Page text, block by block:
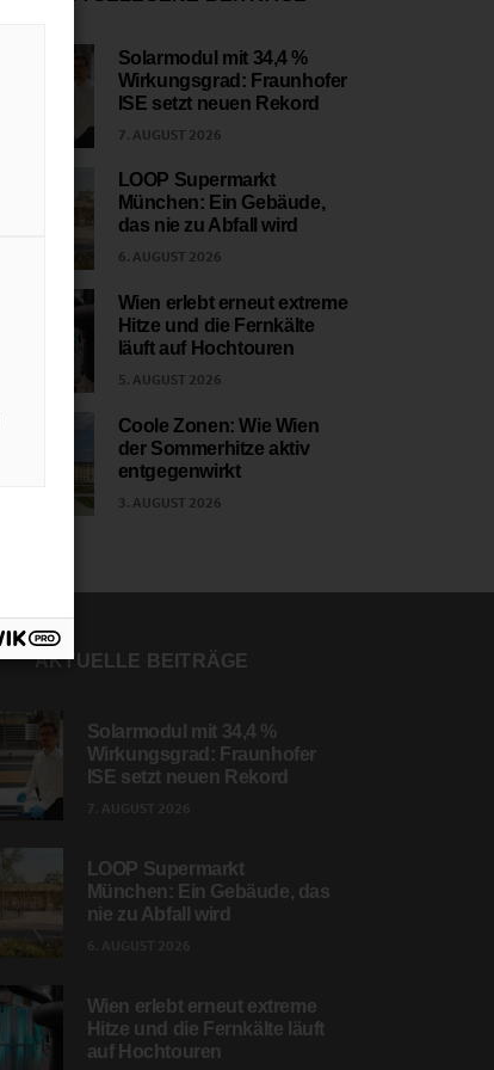
Solarmodul mit 34,4 %
Wirkungsgrad: Fraunhofer
ISE setzt neuen Rekord
7. AUGUST 2026
LOOP Supermarkt
München: Ein Gebäude,
das nie zu Abfall wird
6. AUGUST 2026
Wien erlebt erneut extreme
Hitze und die Fernkälte
läuft auf Hochtouren
5. AUGUST 2026
Coole Zonen: Wie Wien
der Sommerhitze aktiv
entgegenwirkt
3. AUGUST 2026
AKTUELLE BEITRÄGE
Solarmodul mit 34,4 %
Wirkungsgrad: Fraunhofer
ISE setzt neuen Rekord
LOOP Supermarkt
München: Ein Gebäude, das
nie zu Abfall wird
Wien erlebt erneut extreme
Hitze und die Fernkälte läuft
auf Hochtouren